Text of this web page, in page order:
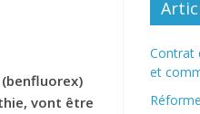
vont être
Contrat
et